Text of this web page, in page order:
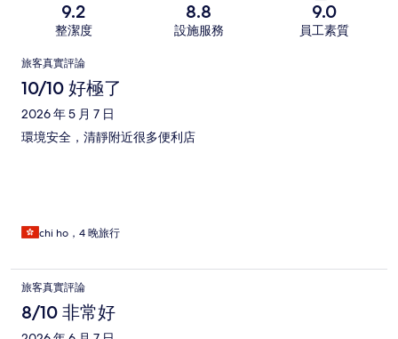
9.2
整潔度
8.8
設施服務
9.0
員工素質
評
論
旅客真實評論
10/10 好極了
2026 年 5 月 7 日
環境安全，清靜附近很多便利店
chi ho，4 晚旅行
旅客真實評論
8/10 非常好